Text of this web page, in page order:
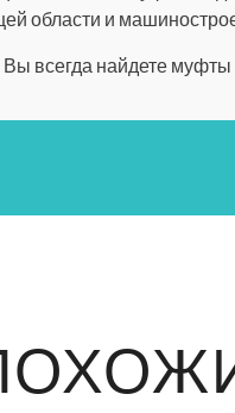
области и
всегда найдете муфты